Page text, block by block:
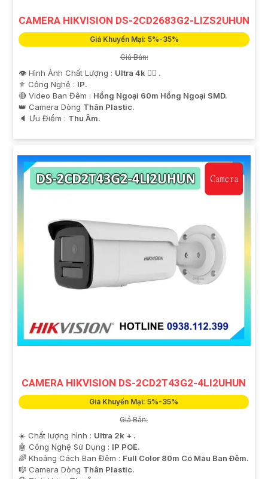
CAMERA HIKVISION DS-2CD2683G2-LIZS2UHUN
Giá Khuyến Mại: 5%-35%
Giá Bán:
👁 Hình Ành Chất Lượng : Ultra 4k 👍🏾 .
⚜️ Công Nghệ : IP.
🔴 Video Ban Đêm : Hồng Ngoại 60m Hồng Ngoại SMD.
👑 Camera Dòng Thân Plastic.
️🔈 Ưu Điểm : Thu Âm.
CAMERA HIKVISION DS-2CD2T43G2-4LI2UHUN
Giá Khuyến Mại: 5%-35%
Giá Bán:
☀️ Chất lượng hình : Ultra 2k + .
🤖️ Công Nghệ Sử Dụng : IP POE.
🌈 Khoảng Cách Ban Đêm : Full Color 80m Có Màu Ban Ðêm.
🎼️ Camera Dòng Thân Plastic.